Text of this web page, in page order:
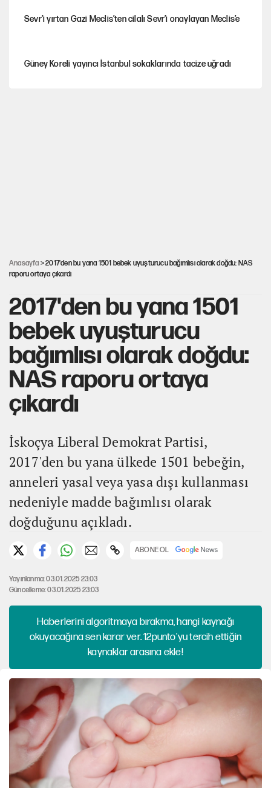
Sevr’i yırtan Gazi Meclis’ten cilalı Sevr’i onaylayan Meclis’e
Güney Koreli yayıncı İstanbul sokaklarında tacize uğradı
Anasayfa > 2017'den bu yana 1501 bebek uyuşturucu bağımlısı olarak doğdu: NAS
raporu ortaya çıkardı
2017'den bu yana 1501
bebek uyuşturucu
bağımlısı olarak doğdu:
NAS raporu ortaya
çıkardı
İskoçya Liberal Demokrat Partisi,
2017'den bu yana ülkede 1501 bebeğin,
anneleri yasal veya yasa dışı kullanması
nedeniyle madde bağımlısı olarak
doğduğunu açıkladı.
ABONE OL
Yayınlanma: 03.01.2025 23:03
Güncelleme: 03.01.2025 23:03
Haberlerini algoritmaya bırakma, hangi kaynağı
okuyacağına sen karar ver. 12punto'yu tercih ettiğin
kaynaklar arasına ekle!